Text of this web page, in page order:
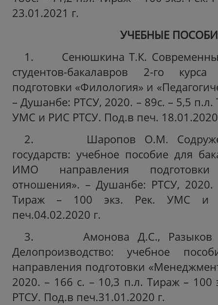
23.01.2021 г.
УЧЕБНЫЕ
1. Сенюшкина Т.К. Современный
студентов-бакалавров 2-го
подготовки «Филология» и
– Душанбе: РТСУ, 2020. – 89с. – 5,5
УМС и РИС РТСУ. Под.в печ.
2. Шаропов О.М.
государств: учебное пособие для
ИМО направления подготовки
отношения». – Душанбе: РТСУ,
Тираж – 100 экз. Рек. УМС и
печ.04.02.2020 г.
3. Амонова Д.С., Разыков
Делопроизводство: учебное
направления подготовки
2020. – 166 с. – 10,3 п.л. Тираж –
РТСУ. Под.в печ.31.01.2020 г.